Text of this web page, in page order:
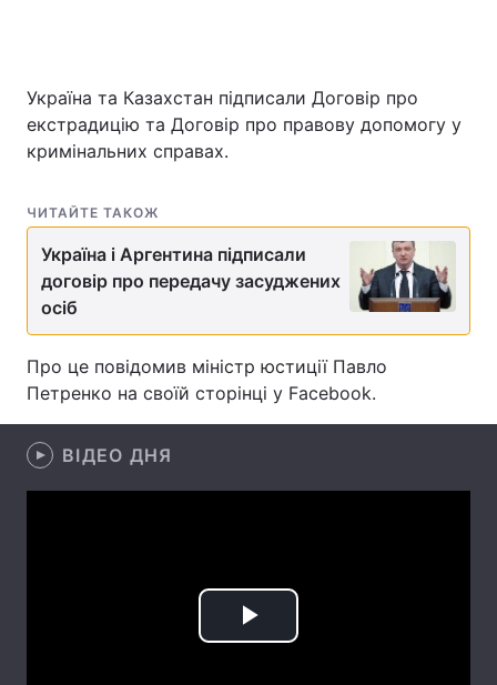
Головна Війна
Україна
Економіка
Спорт Наука
Техно і зв'язок
Інциденти
Здоров'я Туризм
Цікавинки
Україна та Казахстан підписали Договір про
екстрадицію та Договір про правову допомогу у
кримінальних справах.
ЧИТАЙТЕ ТАКОЖ
Україна і Аргентина підписали
договір про передачу засуджених
осіб
Про це повідомив міністр юстиції Павло
Петренко на своїй сторінці у Facebook.
ВІДЕО ДНЯ
Play